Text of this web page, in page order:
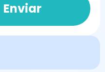
Enviar